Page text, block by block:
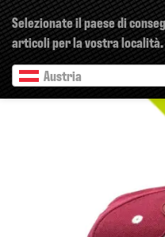
Selezionate il paese di
articoli per la vostra località.
Austria
Precedente